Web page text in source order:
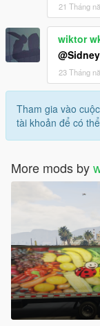
21 Tháng
wiktor
23 Tháng
Tham gia vào
tài khoản để có
More mods by